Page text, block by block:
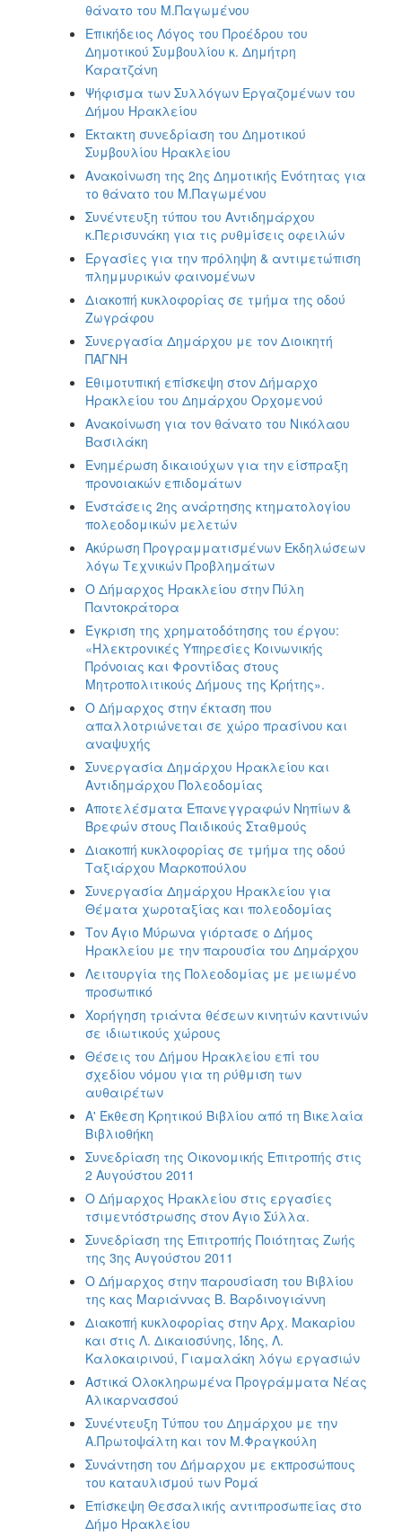
θάνατο του Μ.Παγωμένου
Επικήδειος Λόγος του Προέδρου του
Δημοτικού Συμβουλίου κ. Δημήτρη
Καρατζάνη
Ψήφισμα των Συλλόγων Εργαζομένων του
Δήμου Ηρακλείου
Έκτακτη συνεδρίαση του Δημοτικού
Συμβουλίου Ηρακλείου
Ανακοίνωση της 2ης Δημοτικής Ενότητας για
το θάνατο του Μ.Παγωμένου
Συνέντευξη τύπου του Αντιδημάρχου
κ.Περισυνάκη για τις ρυθμίσεις οφειλών
Εργασίες για την πρόληψη & αντιμετώπιση
πλημμυρικών φαινομένων
Διακοπή κυκλοφορίας σε τμήμα της οδού
Ζωγράφου
Συνεργασία Δημάρχου με τoν Διοικητή
ΠΑΓΝΗ
Εθιμοτυπική επίσκεψη στον Δήμαρχο
Ηρακλείου του Δημάρχου Ορχομενού
Ανακοίνωση για τον θάνατο του Νικόλαου
Βασιλάκη
Ενημέρωση δικαιούχων για την είσπραξη
προνοιακών επιδομάτων
Ενστάσεις 2ης ανάρτησης κτηματολογίου
πολεοδομικών μελετών
Ακύρωση Προγραμματισμένων Εκδηλώσεων
λόγω Τεχνικών Προβλημάτων
Ο Δήμαρχος Ηρακλείου στην Πύλη
Παντοκράτορα
Έγκριση της χρηματοδότησης του έργου:
«Ηλεκτρονικές Υπηρεσίες Κοινωνικής
Πρόνοιας και Φροντίδας στους
Μητροπολιτικούς Δήμους της Κρήτης».
Ο Δήμαρχος στην έκταση που
απαλλοτριώνεται σε χώρο πρασίνου και
αναψυχής
Συνεργασία Δημάρχου Ηρακλείου και
Αντιδημάρχου Πολεοδομίας
Αποτελέσματα Επανεγγραφών Νηπίων &
Βρεφών στους Παιδικούς Σταθμούς
Διακοπή κυκλοφορίας σε τμήμα της οδού
Ταξιάρχου Μαρκοπούλου
Συνεργασία Δημάρχου Ηρακλείου για
Θέματα χωροταξίας και πολεοδομίας
Τον Άγιο Μύρωνα γιόρτασε ο Δήμος
Ηρακλείου με την παρουσία του Δημάρχου
Λειτουργία της Πολεοδομίας με μειωμένο
προσωπικό
Χορήγηση τριάντα θέσεων κινητών καντινών
σε ιδιωτικούς χώρους
Θέσεις του Δήμου Ηρακλείου επί του
σχεδίου νόμου για τη ρύθμιση των
αυθαιρέτων
Α' Έκθεση Κρητικού Βιβλίου από τη Βικελαία
Βιβλιοθήκη
Συνεδρίαση της Οικονομικής Επιτροπής στις
2 Αυγούστου 2011
Ο Δήμαρχος Ηρακλείου στις εργασίες
τσιμεντόστρωσης στον Άγιο Σύλλα.
Συνεδρίαση της Επιτροπής Ποιότητας Ζωής
της 3ης Αυγούστου 2011
Ο Δήμαρχος στην παρουσίαση του Βιβλίου
της κας Μαριάννας Β. Βαρδινογιάννη
Διακοπή κυκλοφορίας στην Αρχ. Μακαρίου
και στις Λ. Δικαιοσύνης, Ίδης, Λ.
Καλοκαιρινού, Γιαμαλάκη λόγω εργασιών
Αστικά Ολοκληρωμένα Προγράμματα Νέας
Αλικαρνασσού
Συνέντευξη Τύπου του Δημάρχου με την
Α.Πρωτοψάλτη και τον Μ.Φραγκούλη
Συνάντηση του Δήμαρχου με εκπροσώπους
του καταυλισμού των Ρομά
Επίσκεψη Θεσσαλικής αντιπροσωπείας στο
Δήμο Ηρακλείου